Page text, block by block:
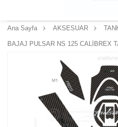
Ana Sayfa AKSESUAR
BAJAJ PULSAR NS 125 CALİBREX